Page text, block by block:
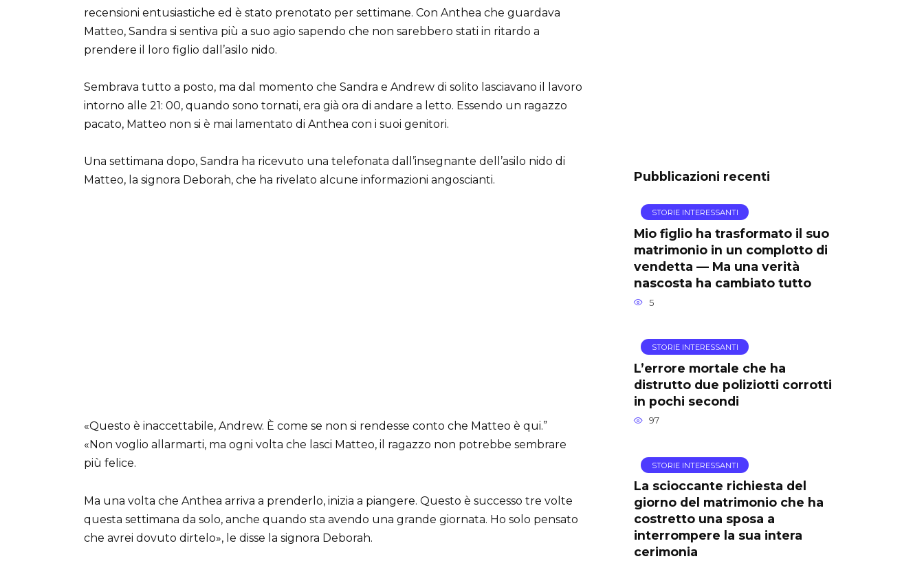
recensioni entusiastiche ed è stato prenotato per settimane. Con Anthea che guardava
Matteo, Sandra si sentiva più a suo agio sapendo che non sarebbero stati in ritardo a
prendere il loro figlio dall’asilo nido.
Sembrava tutto a posto, ma dal momento che Sandra e Andrew di solito lasciavano il lavoro
intorno alle 21: 00, quando sono tornati, era già ora di andare a letto. Essendo un ragazzo
pacato, Matteo non si è mai lamentato di Anthea con i suoi genitori.
Una settimana dopo, Sandra ha ricevuto una telefonata dall’insegnante dell’asilo nido di
Matteo, la signora Deborah, che ha rivelato alcune informazioni angoscianti.
«Questo è inaccettabile, Andrew. È come se non si rendesse conto che Matteo è qui.”
«Non voglio allarmarti, ma ogni volta che lasci Matteo, il ragazzo non potrebbe sembrare
più felice.
Ma una volta che Anthea arriva a prenderlo, inizia a piangere. Questo è successo tre volte
questa settimana da solo, anche quando sta avendo una grande giornata. Ho solo pensato
che avrei dovuto dirtelo», le disse la signora Deborah.
Pubblicazioni recenti
STORIE INTERESSANTI
Mio figlio ha trasformato il suo
matrimonio in un complotto di
vendetta — Ma una verità
nascosta ha cambiato tutto
5
STORIE INTERESSANTI
L’errore mortale che ha
distrutto due poliziotti corrotti
in pochi secondi
97
STORIE INTERESSANTI
La scioccante richiesta del
giorno del matrimonio che ha
costretto una sposa a
interrompere la sua intera
cerimonia